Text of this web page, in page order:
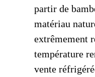
partir de
matériau
extrêmement
température
vente